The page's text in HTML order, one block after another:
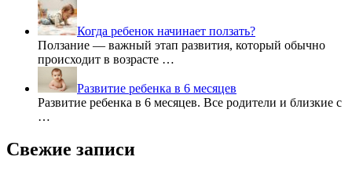
Когда ребенок начинает ползать?
Ползание — важный этап развития, который обычно
происходит в возрасте …
Развитие ребенка в 6 месяцев
Развитие ребенка в 6 месяцев. Все родители и близкие с
…
Свежие записи